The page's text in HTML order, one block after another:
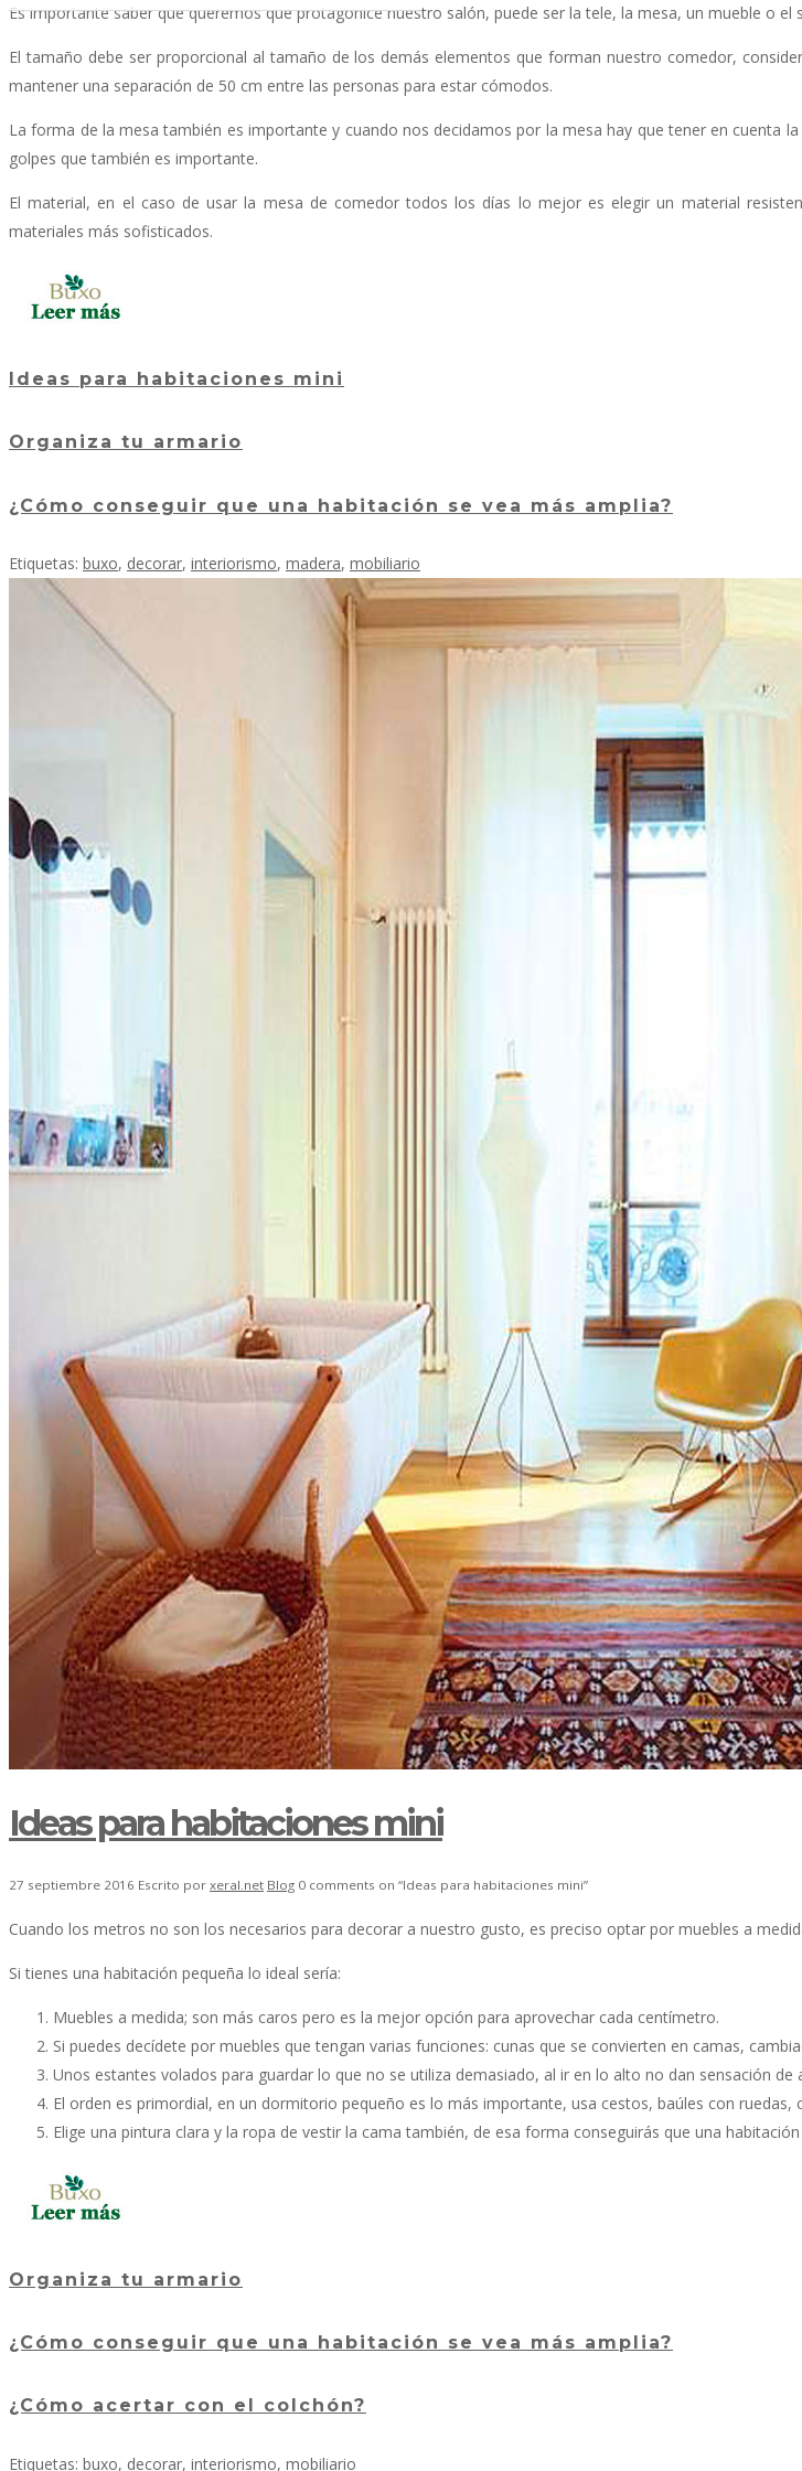
Es importante saber que queremos que protagonice nuestro salón, puede ser la tele, la mesa, un mueble o
El tamaño debe ser proporcional al tamaño de los demás elementos que forman nuestro comedor,
mantener una separación de 50 cm entre las personas para estar cómodos.
La forma de la mesa también es importante y cuando nos decidamos por la mesa hay que tener en cuenta
golpes que también es importante.
El material, en el caso de usar la mesa de comedor todos los días lo mejor es elegir un material
materiales más sofisticados.
Ideas para habitaciones mini
Organiza tu armario
¿Cómo conseguir que una habitación se vea más amplia?
Etiquetas: buxo, decorar, interiorismo, madera, mobiliario
Ideas para habitaciones mini
27 septiembre 2016 Escrito por xeral.net Blog 0 comments on “Ideas para habitaciones mini”
Cuando los metros no son los necesarios para decorar a nuestro gusto, es preciso optar por muebles a
Si tienes una habitación pequeña lo ideal sería:
Muebles a medida; son más caros pero es la mejor opción para aprovechar cada centímetro.
Si puedes decídete por muebles que tengan varias funciones: cunas que se convierten en camas,
Unos estantes volados para guardar lo que no se utiliza demasiado, al ir en lo alto no dan sensación de
El orden es primordial, en un dormitorio pequeño es lo más importante, usa cestos, baúles con ruedas,
Elige una pintura clara y la ropa de vestir la cama también, de esa forma conseguirás que una
Organiza tu armario
¿Cómo conseguir que una habitación se vea más amplia?
¿Cómo acertar con el colchón?
Etiquetas: buxo, decorar, interiorismo, mobiliario